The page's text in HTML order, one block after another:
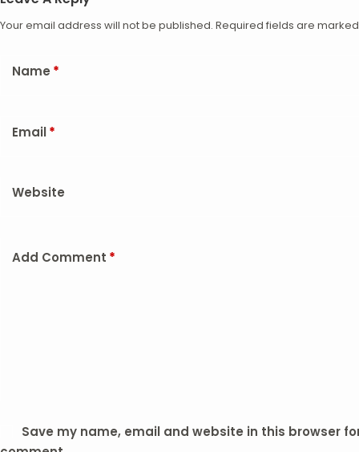
Your email address will not be published. Required fields are
Name *
Email*
Website
Add Comment *
Save my name, email and website in this browser